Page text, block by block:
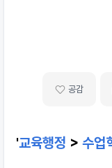
공감
'교육행정 > 수업